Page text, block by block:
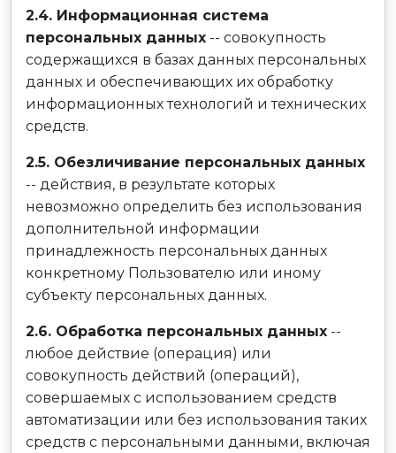
2.4. Информационная система
персональных данных -- совокупность
содержащихся в базах данных персональных
данных и обеспечивающих их обработку
информационных технологий и технических
средств.
2.5. Обезличивание персональных данных
-- действия, в результате которых
невозможно определить без использования
дополнительной информации
принадлежность персональных данных
конкретному Пользователю или иному
субъекту персональных данных.
2.6. Обработка персональных данных --
любое действие (операция) или
совокупность действий (операций),
совершаемых с использованием средств
автоматизации или без использования таких
средств с персональными данными, включая